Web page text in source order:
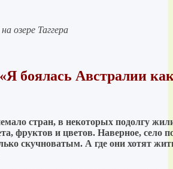
озере Таггера
«Я боялась Австралии
стран, в некоторых подолгу
фруктов и цветов. Наверное, село
скучноватым. А где они хотят